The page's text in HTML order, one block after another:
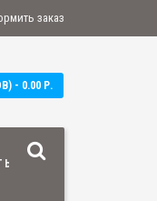
заказ
- 0.00 Р.